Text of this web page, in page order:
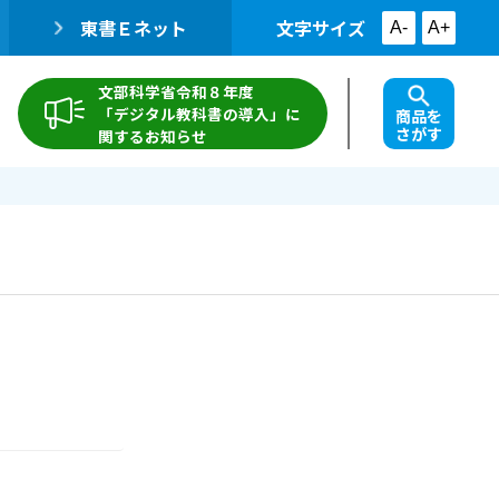
東書Ｅネット 文字サイズ A- A+
文部科学省令和８年度
「デジタル教科書の導入」に
関するお知らせ
商品を
さがす